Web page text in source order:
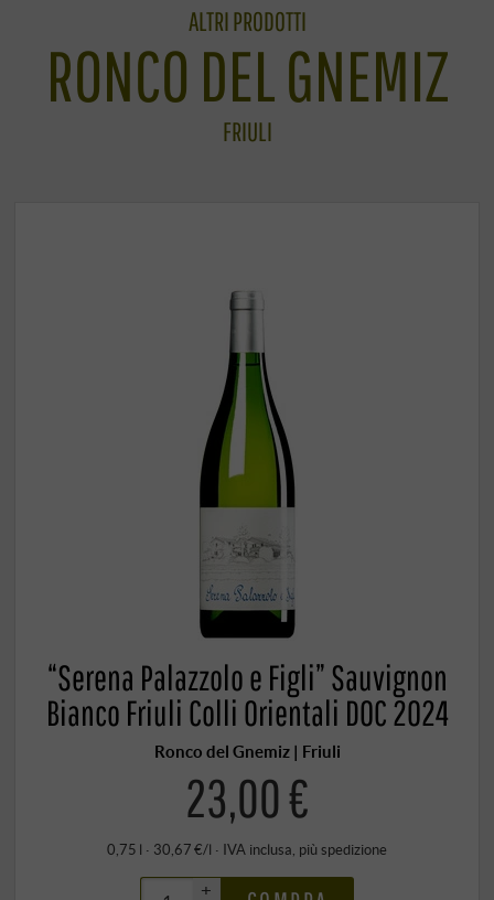
ALTRI PRODOTTI
RONCO DEL GNEMIZ
FRIULI
“Serena Palazzolo e Figli” Sauvignon
Bianco Friuli Colli Orientali DOC 2024
Ronco del Gnemiz | Friuli
23,00 €
0,75 l · 30,67 €/l · IVA inclusa, più spedizione
+